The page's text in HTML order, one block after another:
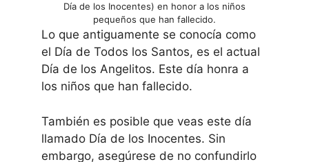
Día de los Inocentes) en honor a los niños
pequeños que han fallecido.
Lo que antiguamente se conocía como
el Día de Todos los Santos, es el actual
Día de los Angelitos. Este día honra a
los niños que han fallecido.
También es posible que veas este día
llamado Día de los Inocentes. Sin
embargo, asegúrese de no confundirlo